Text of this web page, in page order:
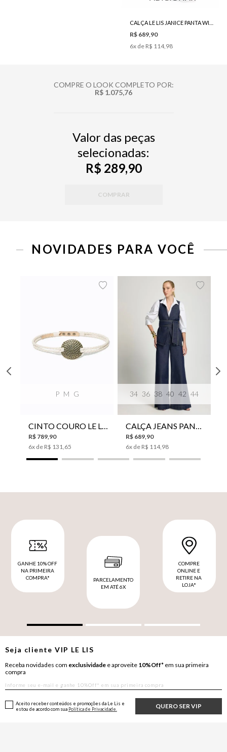
R$ 689,90
6x de R$ 114,98
COMPRE O LOOK COMPLETO POR:
R$ 1.075,76
Valor das peças
selecionadas:
R$ 289,90
COMPRAR
NOVIDADES PARA VOCÊ
P M G
CINTO COURO LE LIS SUKI FEMININO
R$ 789,90
6x de R$ 131,65
34 36 38 40 42 44
CALÇA JEANS PANTA WIDE LE LIS ISIS FEMININA
R$ 689,90
6x de R$ 114,98
GANHE 10% OFF
NA PRIMEIRA
COMPRA*
PARCELAMENTO
EM ATÉ 6X
COMPRE
ONLINE E
RETIRE NA
LOJA*
Seja clienteVIP LE LIS
Receba novidades com exclusividade e aproveite 10%Off* em sua primeira
compra
QUERO SER VIP
Aceito receber conteúdos e promoções da Le Lis e
estou de acordo com sua Política de Privacidade.